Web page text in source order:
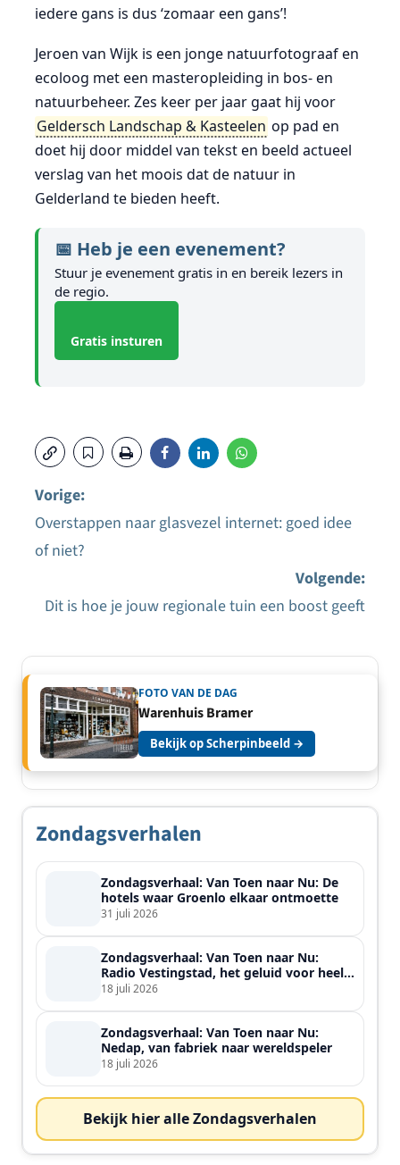
iedere gans is dus ‘zomaar een gans’!
Jeroen van Wijk is een jonge natuurfotograaf en
ecoloog met een masteropleiding in bos- en
natuurbeheer. Zes keer per jaar gaat hij voor
Geldersch Landschap & Kasteelen op pad en
doet hij door middel van tekst en beeld actueel
verslag van het moois dat de natuur in
Gelderland te bieden heeft.
📅 Heb je een evenement?
Stuur je evenement gratis in en bereik lezers in
de regio.
Gratis insturen
Bericht
Vorige:
Overstappen naar glasvezel internet: goed idee
of niet?
Volgende:
Dit is hoe je jouw regionale tuin een boost geeft
FOTO VAN DE DAG
Warenhuis Bramer
Bekijk op Scherpinbeeld →
Zondagsverhalen
Zondagsverhaal: Van Toen naar Nu: De
hotels waar Groenlo elkaar ontmoette
31 juli 2026
Zondagsverhaal: Van Toen naar Nu:
Radio Vestingstad, het geluid voor heel
de streek
18 juli 2026
Zondagsverhaal: Van Toen naar Nu:
Nedap, van fabriek naar wereldspeler
18 juli 2026
Bekijk hier alle Zondagsverhalen